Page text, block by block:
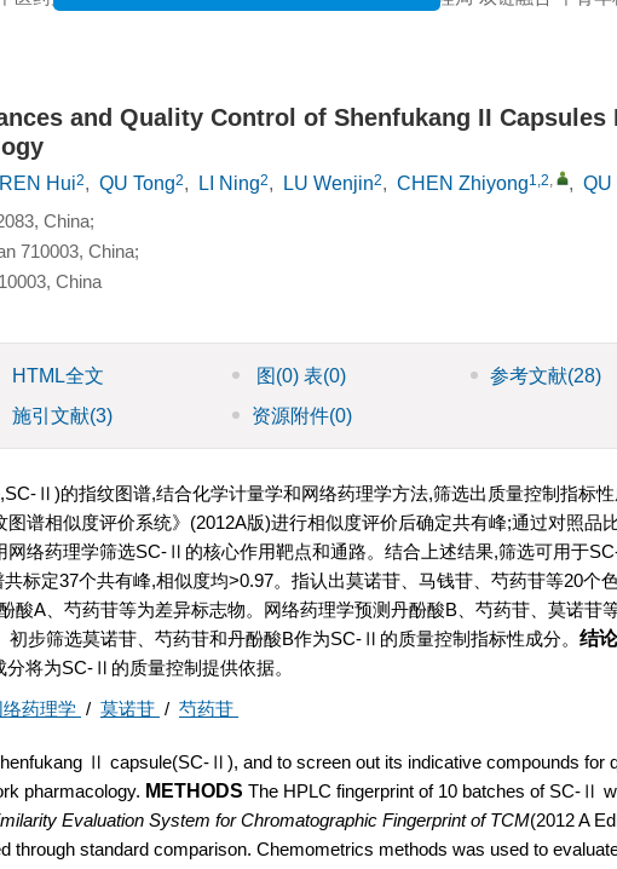
and Quality Control of Shenfukang II Capsules
REN Hui2, QU Tong2, LI Ning2, LU Wenjin2, CHEN Zhiyong1,2, , QU
China;
710003, China;
China
HTML全文 图 (0)表(0) 参考文献(28)
施引文献(3) 资源附件(0)
Ⅱ)的指纹图谱,结合化学计量学和网络药理学方法,筛选出质量控制指标性
谱相似度评价系统》(2012A版)进行相似度评价后确定共有峰;通过对照品
络药理学筛选SC-Ⅱ的核心作用靶点和通路。结合上述结果,筛选可用于
标定37个共有峰,相似度均>0.97。指认出莫诺苷、马钱苷、芍药苷等20个
酸A、芍药苷等为差异标志物。网络药理学预测丹酚酸B、芍药苷、莫诺苷
步筛选莫诺苷、芍药苷和丹酚酸B作为SC-Ⅱ的质量控制指标性成分。 结论
将为SC-Ⅱ的质量控制提供依据。
络药理学 / 莫诺苷 / 芍药苷
Ⅱ capsule(SC-Ⅱ), and to screen out its indicative compounds for
pharmacology. METHODS The HPLC fingerprint of 10 batches of SC-Ⅱ
Evaluation System for Chromatographic Fingerprint of TCM(2012 A
through standard comparison. Chemometrics methods was used to
x